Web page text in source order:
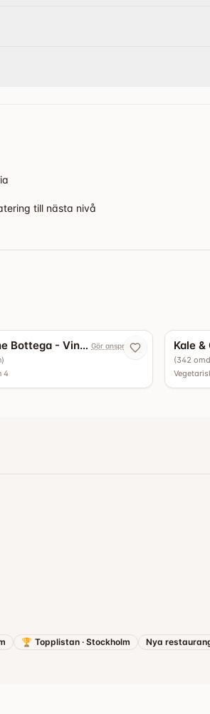
till nästa nivå
Capannone Bottega - Vinbar Gör anspråk nu
)
4
Kale
(342
🏆 Topplistan · Stockholm Nya